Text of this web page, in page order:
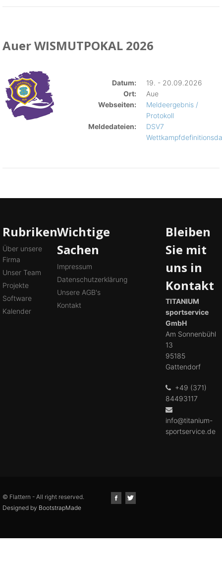
Auer WISMUTPOKAL 2026
Datum:
19. - 20.09.2026
Ort:
Aue
Webseiten:
Meldeergebnis /
Protokoll
Meldedateien:
DSV7
Rubriken
Über unsere
Firma
Unser Team
Projekte
Software
Kalender
Wichtige
Sachen
Impressum
Datenschutzerklärung
Unsere AGB's
Kontakt
Bleiben
Sie mit
uns in
Kontakt
TITANIUM
sportservice
GmbH
Am Sonnenbühl
13
95185
Gattendorf
+49 (371)
84493117
info@titanium-
sportservice.de
© Flattern - All right reserved.
Designed by BootstrapMade